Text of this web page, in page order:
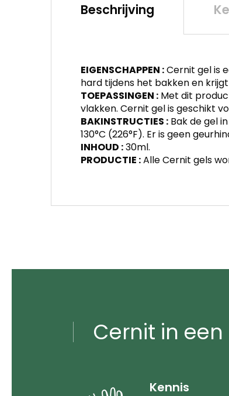
Beschrijving
EIGENSCHAPPEN :Cernit gel is
hard tijdens het bakken en
TOEPASSINGEN : Met dit
vlakken. Cernit gel is geschikt
BAKINSTRUCTIES : Bak de gel
130°C (226°F). Er is geen
INHOUD :30ml.
PRODUCTIE :Alle Cernit gels
Cernit in
Kennis